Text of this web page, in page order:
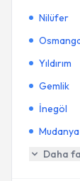
Nilüfer
Yıldırım
Gemlik
İnegöl
Mudanya
Daha